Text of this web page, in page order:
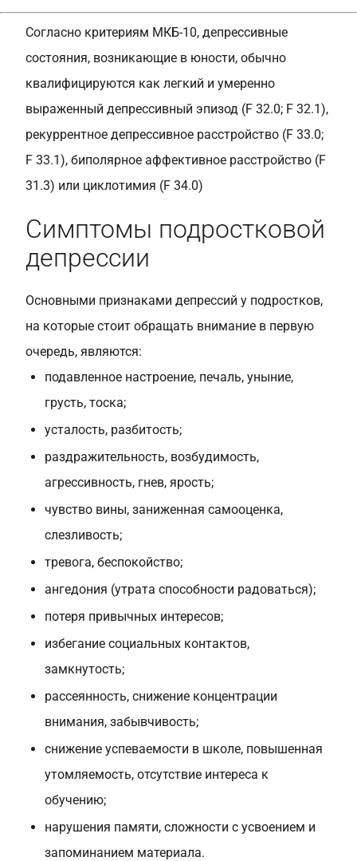
Согласно критериям МКБ-10, депрессивные
состояния, возникающие в юности, обычно
квалифицируются как легкий и умеренно
выраженный депрессивный эпизод (F 32.0; F 32.1),
рекуррентное депрессивное расстройство (F 33.0;
F 33.1), биполярное аффективное расстройство (F
31.3) или циклотимия (F 34.0)
Симптомы подростковой
депрессии
Основными признаками депрессий у подростков,
на которые стоит обращать внимание в первую
очередь, являются:
подавленное настроение, печаль, уныние,
грусть, тоска;
усталость, разбитость;
раздражительность, возбудимость,
агрессивность, гнев, ярость;
чувство вины, заниженная самооценка,
слезливость;
тревога, беспокойство;
ангедония (утрата способности радоваться);
потеря привычных интересов;
избегание социальных контактов,
замкнутость;
рассеянность, снижение концентрации
внимания, забывчивость;
снижение успеваемости в школе, повышенная
утомляемость, отсутствие интереса к
обучению;
нарушения памяти, сложности с усвоением и
запоминанием материала.